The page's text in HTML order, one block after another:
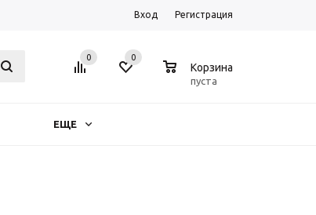
Вход Регистрация
0 0
Корзина
пуста
ЕЩЕ